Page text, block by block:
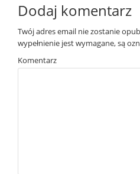
Dodaj komentarz
Twój adres email nie zostanie
wypełnienie jest wymagane, są
Komentarz